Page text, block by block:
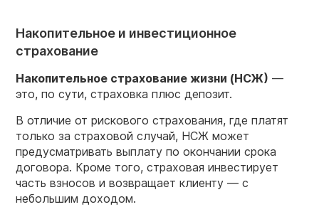
Накопительное и инвестиционное
страхование
Накопительное страхование жизни (НСЖ) —
это, по сути, страховка плюс депозит.
В отличие от рискового страхования, где платят
только за страховой случай, НСЖ может
предусматривать выплату по окончании срока
договора. Кроме того, страховая инвестирует
часть взносов и возвращает клиенту — с
небольшим доходом.